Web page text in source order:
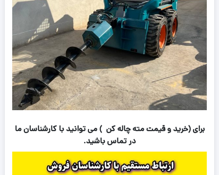
برای (خرید و قیمت مته چاله کن ) می توانید با کارشناسان ما
در تماس باشید.